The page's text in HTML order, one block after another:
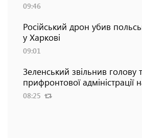
09:46
Російський дрон убив
у Харкові
09:01
Зеленський звільнив голову
прифронтової адміністрації
08:25